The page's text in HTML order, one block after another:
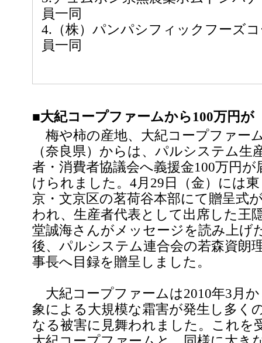
員一同
4.（株）パンパシフィックフーズ
員一同
■大紀コープファームから100万円が
梅や柿の産地、大紀コープファー
（奈良県）からは、パルシステム生
者・消費者協議会へ義援金100万円が
けられました。4月29日（金）には東
京・文京区の茗荷谷本部にて贈呈式
われ、生産者代表として出席した王
堂誠海さんがメッセージを読み上げ
後、パルシステム連合会の若森資朗
事長へ目録を贈呈しました。
大紀コープファームは2010年3月
象による大規模な霜害が発生し多く
なる被害に見舞われました。これを